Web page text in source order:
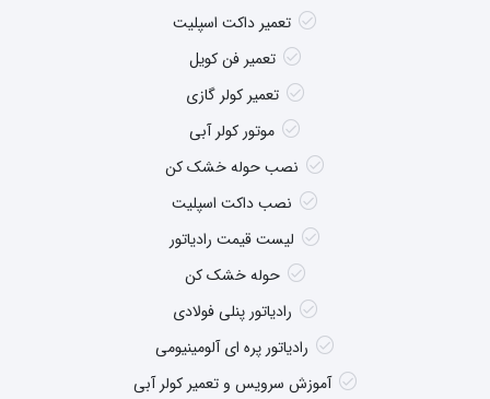
تعمیر داکت اسپلیت
تعمیر فن کویل
تعمیر کولر گازی
موتور کولر آبی
نصب حوله خشک کن
نصب داکت اسپلیت
لیست قیمت رادیاتور
حوله خشک کن
رادیاتور پنلی فولادی
رادیاتور پره ای آلومینیومی
آموزش سرویس و تعمیر کولر آبی